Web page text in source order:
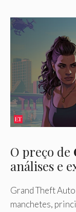
O preço de
análises e
Grand Theft Auto
manchetes,